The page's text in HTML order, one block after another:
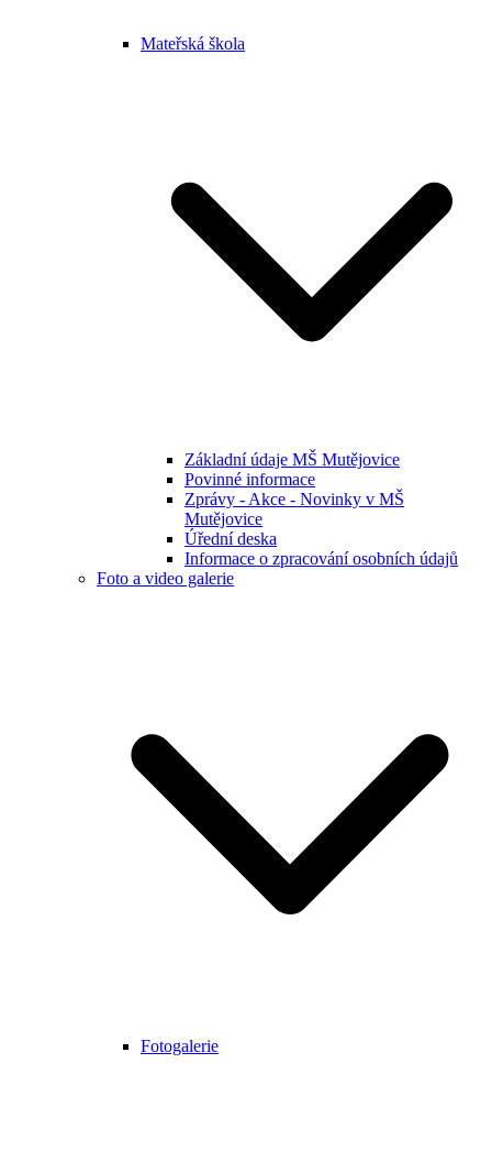
Mateřská škola
Základní údaje MŠ Mutějovice
Povinné informace
Zprávy - Akce - Novinky v MŠ
Mutějovice
Úřední deska
Informace o zpracování osobních údajů
Foto a video galerie
Fotogalerie